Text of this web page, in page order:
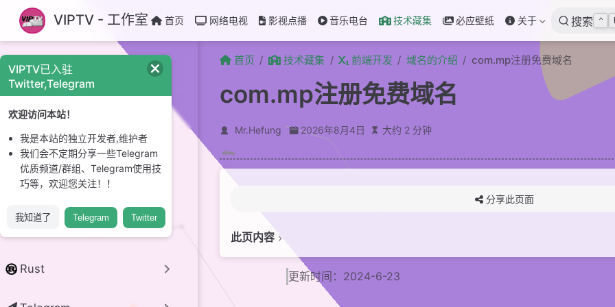
跳至主要內容VIPTV - 工作室 首页 网络电视 影视点播 音乐电台 技术藏集 必应壁纸 关于 搜索 ⌃
CI/CD
GitHub
Linux 系统
开源项目
Rust
首页 技术藏集 前端开发 域名的介绍 com.mp注册免费域名
com.mp注册免费域名
Mr.Hefung 2026年8月4日 大约 2 分钟
分享此页面
此页内容
简介
更新时间：2024-6-23
VIPTV已入驻
Twitter,Telegram
欢迎访问本站！
我是本站的独立开发者,维护者
我们会不定期分享一些Telegram
优质频道/群组、Telegram使用技
巧等，欢迎您关注！！
我知道了 Telegram Twitter